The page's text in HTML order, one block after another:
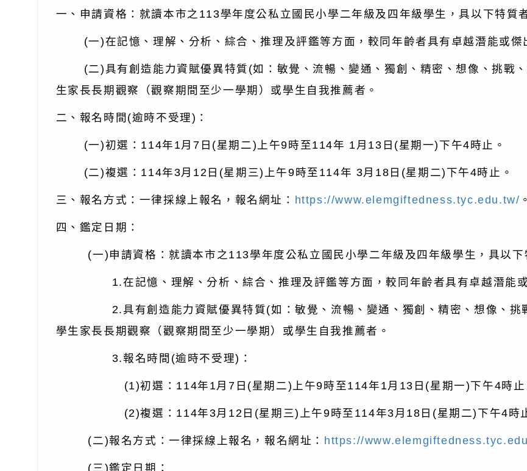
一、申請資格：就讀本市之113學年度公私立國民小學二年級及四年級學生，具以下特質
(一)在記憶、理解、分析、綜合、推理及評鑑等方面，較同年齡者具有卓越潛能或傑
(二)具有創造能力資賦優異特質(如：敏覺、流暢、變通、獨創、精密、想像、挑戰、
生家長長期觀察（觀察期間至少一學期）或學生自我推薦者。
二、報名時間(逾時不受理)：
(一)初選：114年1月7日(星期二)上午9時至114年 1月13日(星期一)下午4時止。
(二)複選：114年3月12日(星期三)上午9時至114年 3月18日(星期二)下午4時止。
三、報名方式：一律採線上報名，報名網址： https://www.elemgiftedness.tyc.edu.tw/ 。
四、鑑定日期：
(一)申請資格：就讀本市之113學年度公私立國民小學二年級及四年級學生，具以下
1.在記憶、理解、分析、綜合、推理及評鑑等方面，較同年齡者具有卓越潛能或
2.具有創造能力資賦優異特質(如：敏覺、流暢、變通、獨創、精密、想像、挑戰
學生家長長期觀察（觀察期間至少一學期）或學生自我推薦者。
3.報名時間(逾時不受理)：
(1)初選：114年1月7日(星期二)上午9時至114年1月13日(星期一)下午4時止
(2)複選：114年3月12日(星期三)上午9時至114年3月18日(星期二)下午4時
(二)報名方式：一律採線上報名，報名網址： https://
(三)鑑定日期：